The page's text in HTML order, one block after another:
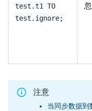
test.t1 TO
test.ignore;
注意
当同步数据到